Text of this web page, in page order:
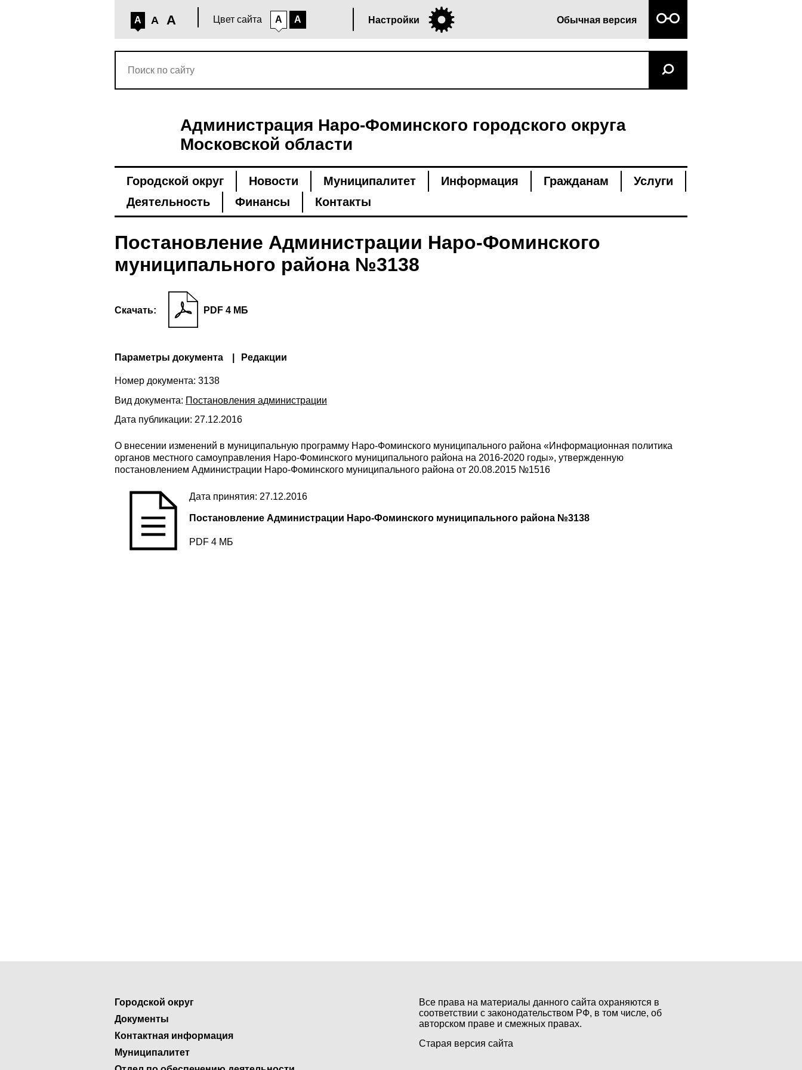
A A A Цвет сайта A A Настройки Обычная версия
Администрация Наро-Фоминского городского округа
Московской области
Городской округ Новости Муниципалитет Информация Гражданам
Услуги
Деятельность
Финансы Контакты
Постановление Администрации Наро-Фоминского
муниципального района №3138
Скачать: PDF 4 МБ
Параметры документа Редакции
Номер документа: 3138
Вид документа: Постановления администрации
Дата публикации: 27.12.2016
О внесении изменений в муниципальную программу Наро-Фоминского муниципального района «Информационная политика
органов местного самоуправления Наро-Фоминского муниципального района на 2016-2020 годы», утвержденную
постановлением Администрации Наро-Фоминского муниципального района от 20.08.2015 №1516
Дата принятия: 27.12.2016
Постановление Администрации Наро-Фоминского муниципального района №3138
PDF 4 МБ
Городской округ
Документы
Контактная информация
Муниципалитет
Все права на материалы данного сайта охраняются в
соответствии с законодательством РФ, в том числе, об
авторском праве и смежных правах.
Старая версия сайта